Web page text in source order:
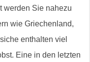
werden Sie nahezu
wie Griechenland,
enthalten viel
Eine in den letzten